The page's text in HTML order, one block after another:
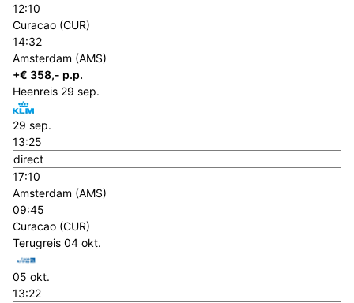
12:10
Curacao (CUR)
14:32
Amsterdam (AMS)
+€ 358,- p.p.
Heenreis 29 sep.
29 sep.
13:25
direct
17:10
Amsterdam (AMS)
09:45
Curacao (CUR)
Terugreis 04 okt.
05 okt.
13:22